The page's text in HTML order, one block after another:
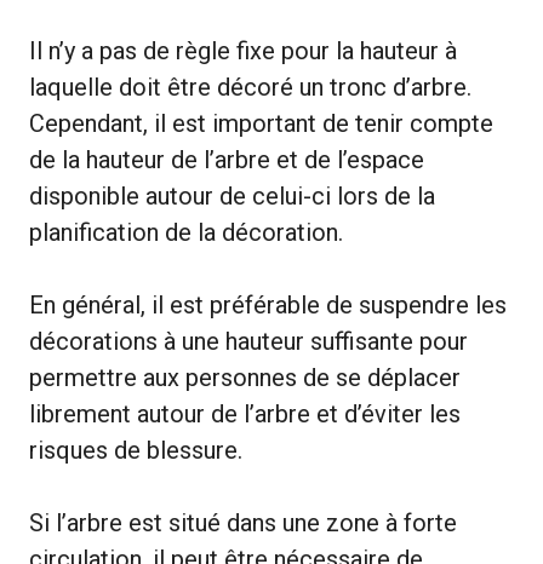
Il n’y a pas de règle fixe pour la hauteur à
laquelle doit être décoré un tronc d’arbre.
Cependant, il est important de tenir compte
de la hauteur de l’arbre et de l’espace
disponible autour de celui-ci lors de la
planification de la décoration.
En général, il est préférable de suspendre les
décorations à une hauteur suffisante pour
permettre aux personnes de se déplacer
librement autour de l’arbre et d’éviter les
risques de blessure.
Si l’arbre est situé dans une zone à forte